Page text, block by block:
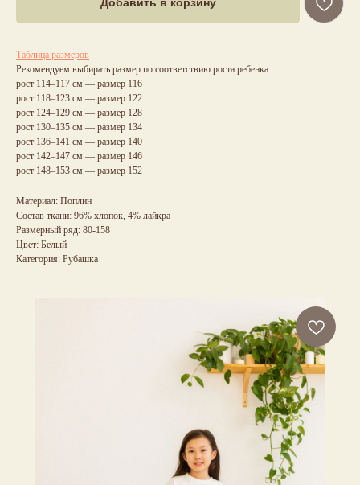
Добавить в корзину
Таблица размеров
Рекомендуем выбирать размер по соответствию роста ребенка :
рост 114–117 см — размер 116
рост 118–123 см — размер 122
рост 124–129 см — размер 128
рост 130–135 см — размер 134
рост 136–141 см — размер 140
рост 142–147 см — размер 146
рост 148–153 см — размер 152
Материал: Поплин
Состав ткани: 96% хлопок, 4% лайкра
Размерный ряд: 80-158
Цвет: Белый
Категория: Рубашка